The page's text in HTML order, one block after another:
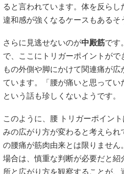
ると言われています。体を反らし
違和感が強くなるケースもあるそ
さらに見逃せないのが中殿筋です
で、ここにトリガーポイントがで
もの外側や脚にかけて関連痛が
ています。「腰が痛いと思ってい
という話も珍しくないようです。
このように、腰 トリガーポイン
みの広がり方が変わると考えられ
の腰痛が筋肉由来とは限りません
場合は、慎重な判断が必要だと
所と広がり方を観察することが